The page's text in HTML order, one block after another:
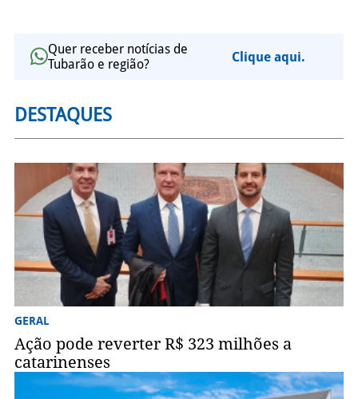
Quer receber notícias de
Tubarão e região?
Clique aqui.
DESTAQUES
GERAL
Ação pode reverter R$ 323 milhões a
catarinenses